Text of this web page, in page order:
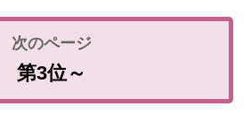
第3位～